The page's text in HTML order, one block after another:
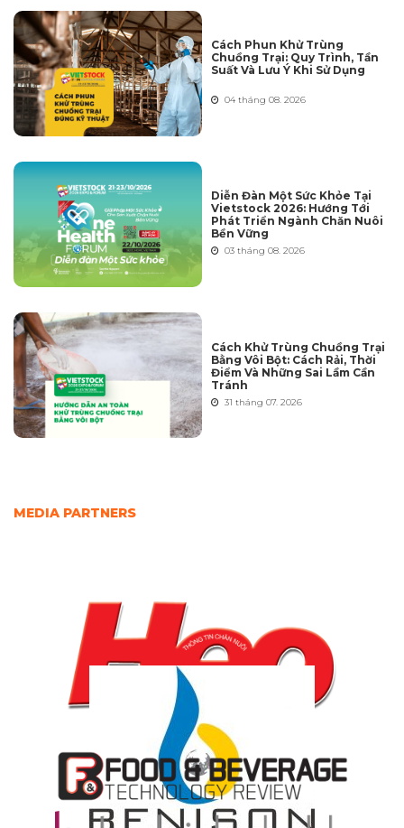
Cách Phun Khử Trùng
Chuồng Trại: Quy Trình, Tần
Suất Và Lưu Ý Khi Sử Dụng
04 tháng 08. 2026
Diễn Đàn Một Sức Khỏe Tại
Vietstock 2026: Hướng Tới
Phát Triển Ngành Chăn Nuôi
Bền Vững
03 tháng 08. 2026
Cách Khử Trùng Chuồng Trại
Bằng Vôi Bột: Cách Rải, Thời
Điểm Và Những Sai Lầm Cần
Tránh
31 tháng 07. 2026
MEDIA PARTNERS